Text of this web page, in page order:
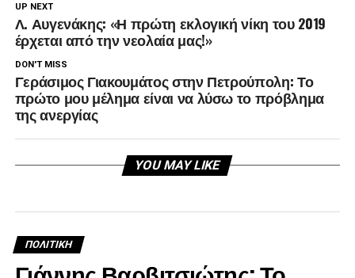
UP NEXT
Λ. Αυγενάκης: «Η πρώτη εκλογική νίκη του 2019
έρχεται από την νεολαία μας!»
DON'T MISS
Γεράσιμος Γιακουμάτος στην Πετρούπολη: Το
πρώτο μου μέλημα είναι να λύσω το πρόβλημα
της ανεργίας
YOU MAY LIKE
ΠΟΛΙΤΙΚΉ